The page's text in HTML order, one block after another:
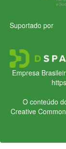
Suportado por
Empresa
O conteúdo
Creative